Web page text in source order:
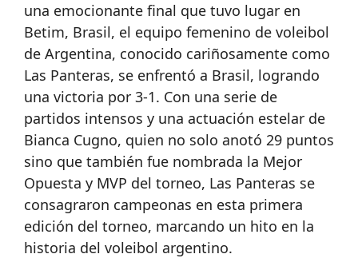
una emocionante final que tuvo lugar en
Betim, Brasil, el equipo femenino de voleibol
de Argentina, conocido cariñosamente como
Las Panteras, se enfrentó a Brasil, logrando
una victoria por 3-1. Con una serie de
partidos intensos y una actuación estelar de
Bianca Cugno, quien no solo anotó 29 puntos
sino que también fue nombrada la Mejor
Opuesta y MVP del torneo, Las Panteras se
consagraron campeonas en esta primera
edición del torneo, marcando un hito en la
historia del voleibol argentino.